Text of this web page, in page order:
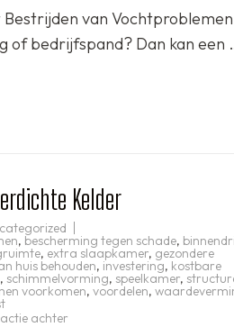
vochtbestrijding
door
een
professioneel
van
of bedrijfspand? Dan kan een
Kelder
, bescherming tegen schade,
, extra slaapkamer, gezondere
huis behouden, investering, kostbare
, schimmelvorming, speelkamer,
voorkomen, voordelen,
achter